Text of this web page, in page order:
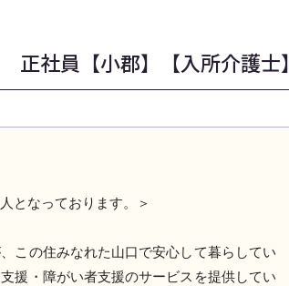
社員【小郡】【入所介護士】
となっております。＞
この住みなれた山口で安心して暮らしてい
援・障がい者支援のサービスを提供してい